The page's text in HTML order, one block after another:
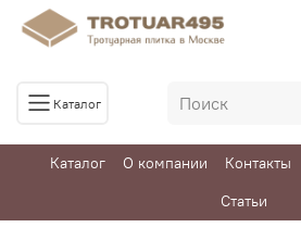
Каталог
Каталог О компании Контакты
Статьи